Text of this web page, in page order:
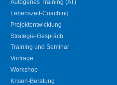
Autogenes Training (AT)
Lebenszeit-Coaching
Projektentwicklung
Strategie-Gespräch
Training und Seminar
Vorträge
Workshop
Krisen-Beratung